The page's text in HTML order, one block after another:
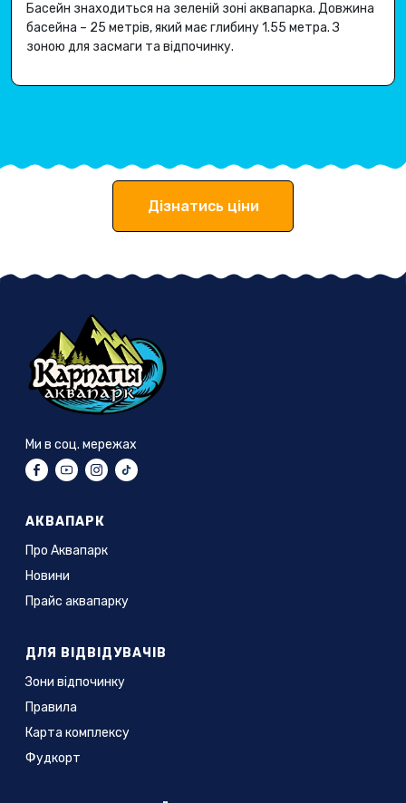
Басейн знаходиться на зеленій зоні аквапарка. Довжина
басейна – 25 метрів, який має глибину 1.55 метра.З
зоною для засмаги та відпочинку.
Дізнатись ціни
Ми в соц. мережах
АКВАПАРК
Про Аквапарк
Новини
Прайс аквапарку
ДЛЯ ВІДВІДУВАЧІВ
Зони відпочинку
Правила
Карта комплексу
Фудкорт